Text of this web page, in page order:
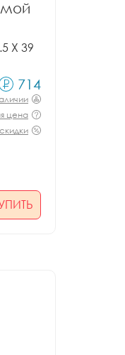
X 39
714
цена
скидки